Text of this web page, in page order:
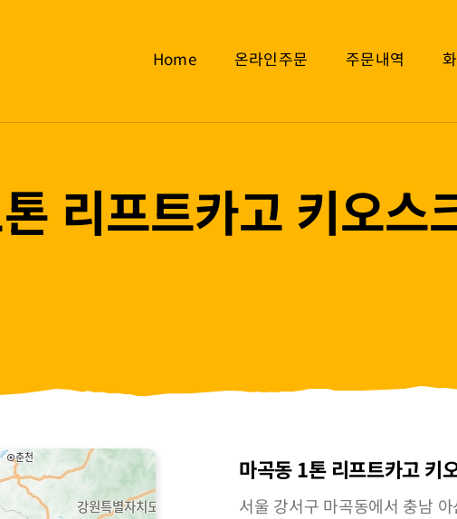
Home 온라인주문 주문내역
리프트카고 키오스
마곡동 1톤 리프트카고 키
서울 강서구 마곡동에서 충남